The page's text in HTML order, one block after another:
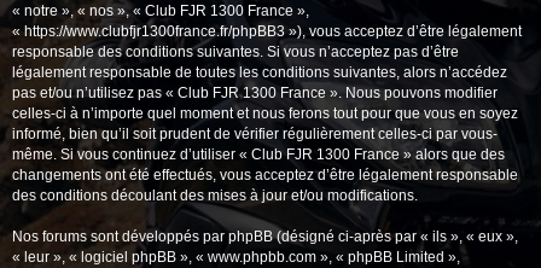
« notre », « nos », « Club FJR 1300 France »,
« https://www.clubfjr1300france.fr/phpBB3 »), vous acceptez d’être légalement
responsable des conditions suivantes. Si vous n’acceptez pas d’être
légalement responsable de toutes les conditions suivantes, alors n’accédez
pas et/ou n’utilisez pas « Club FJR 1300 France ». Nous pouvons modifier
celles-ci à n’importe quel moment et nous ferons tout pour que vous en soyez
informé, bien qu’il soit prudent de vérifier régulièrement celles-ci par vous-
même. Si vous continuez d’utiliser « Club FJR 1300 France » alors que des
changements ont été effectués, vous acceptez d’être légalement responsable
des conditions découlant des mises à jour et/ou modifications.
Nos forums sont développés par phpBB (désigné ci-après par « ils », « eux »,
« leur », « logiciel phpBB », « www.phpbb.com », « phpBB Limited »,